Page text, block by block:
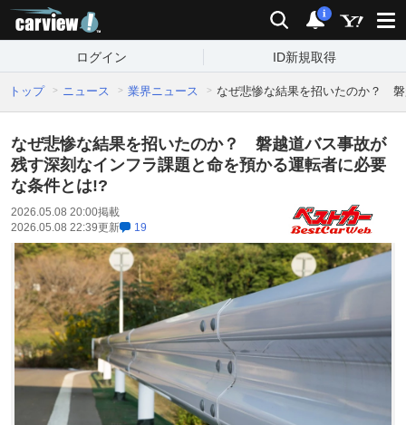
検索 通知
i
ログイン ID新規取得
トップ ニュース 業界ニュース なぜ悲惨な結果を招いたのか？
なぜ悲惨な結果を招いたのか？ 磐越道バス事故が
残す深刻なインフラ課題と命を預かる運転者に必要
な条件とは!?
2026.05.08 20:00掲載
2026.05.08 22:39更新 19